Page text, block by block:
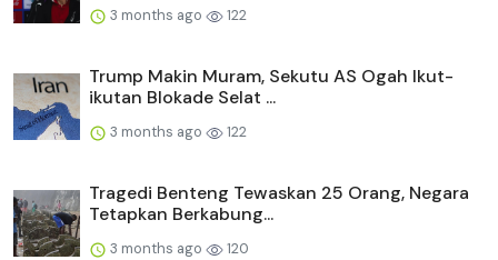
3 months ago 122
Trump Makin Muram, Sekutu AS Ogah Ikut-
ikutan Blokade Selat ...
3 months ago 122
Tragedi Benteng Tewaskan 25 Orang, Negara
Tetapkan Berkabung...
3 months ago 120